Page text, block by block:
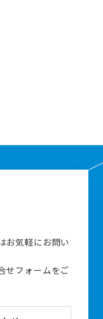
お気軽にお問い
せフォームをご